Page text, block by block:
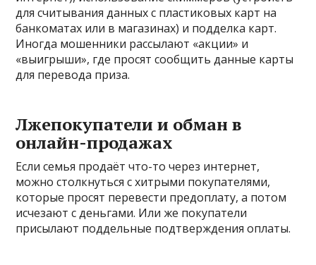
для считывания данных с пластиковых карт на
банкоматах или в магазинах) и подделка карт.
Иногда мошенники рассылают «акции» и
«выигрыши», где просят сообщить данные карты
для перевода приза.
Лжепокупатели и обман в
онлайн-продажах
Если семья продаёт что-то через интернет,
можно столкнуться с хитрыми покупателями,
которые просят перевести предоплату, а потом
исчезают с деньгами. Или же покупатели
присылают поддельные подтверждения оплаты.